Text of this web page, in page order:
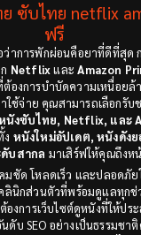
ซับไทย netflix
ฟรี
ว่าการพักผ่อนคือยาที่ดีที่สุด
NetflixและAmazon
องการบำบัดความเหนื่อยล้
ช้จ่าย คุณสามารถเลือกรับ
งซับไทย, Netflix, และ
ง หนังใหม่อัปเดต, หนังดัง
บสากล มาเสิร์ฟให้คุณถึงห
ชัด โหลดเร็ว และปลอดภัย
ลินิกส่วนตัวที่พร้อมดูแลทุกช่
งการเว็บไซต์ดูหนังที่ให้ปร
บ SEO อย่างเป็นธรรมชา